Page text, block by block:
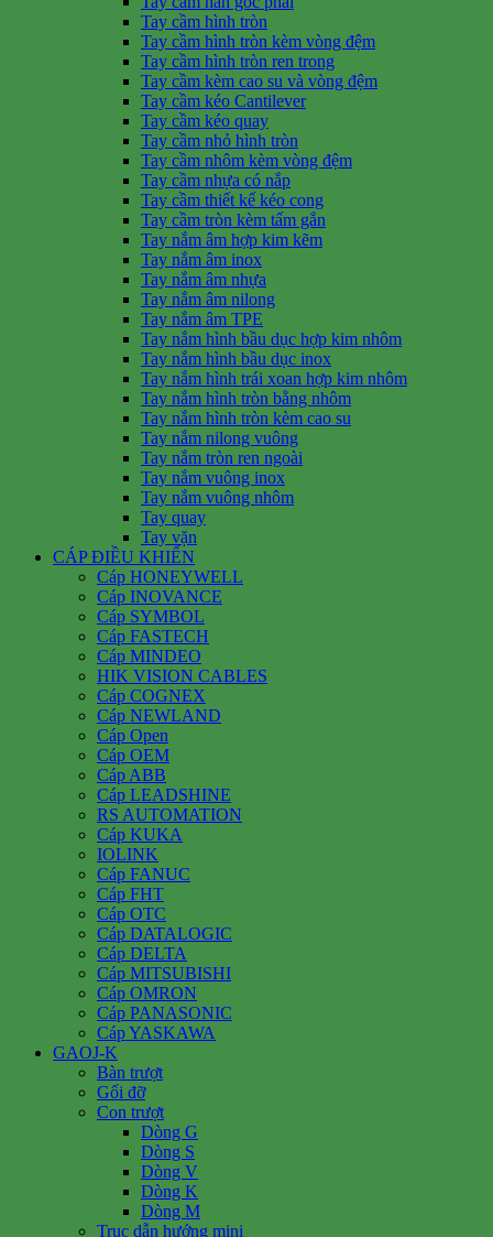
Tay cầm hình tròn
Tay cầm hình tròn kèm vòng đệm
Tay cầm hình tròn ren trong
Tay cầm kèm cao su và vòng đệm
Tay cầm kéo Cantilever
Tay cầm kéo quay
Tay cầm nhỏ hình tròn
Tay cầm nhôm kèm vòng đệm
Tay cầm nhựa có nắp
Tay cầm thiết kế kéo cong
Tay cầm tròn kèm tấm gắn
Tay nắm âm hợp kim kẽm
Tay nắm âm inox
Tay nắm âm nhựa
Tay nắm âm nilong
Tay nắm âm TPE
Tay nắm hình bầu dục hợp kim nhôm
Tay nắm hình bầu dục inox
Tay nắm hình trái xoan hợp kim nhôm
Tay nắm hình tròn bằng nhôm
Tay nắm hình tròn kèm cao su
Tay nắm nilong vuông
Tay nắm tròn ren ngoài
Tay nắm vuông inox
Tay nắm vuông nhôm
Tay quay
Tay vặn
CÁP ĐIỀU KHIỂN
Cáp HONEYWELL
Cáp INOVANCE
Cáp SYMBOL
Cáp FASTECH
Cáp MINDEO
HIK VISION CABLES
Cáp COGNEX
Cáp NEWLAND
Cáp Open
Cáp OEM
Cáp ABB
Cáp LEADSHINE
RS AUTOMATION
Cáp KUKA
IOLINK
Cáp FANUC
Cáp FHT
Cáp OTC
Cáp DATALOGIC
Cáp DELTA
Cáp MITSUBISHI
Cáp OMRON
Cáp PANASONIC
Cáp YASKAWA
GAOJ-K
Bàn trượt
Gối đỡ
Con trượt
Dòng G
Dòng S
Dòng V
Dòng K
Dòng M
Trục dẫn hướng mini